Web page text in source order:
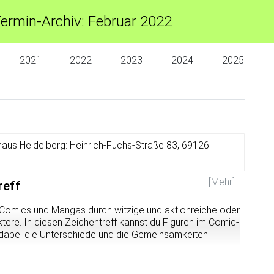
Archiv: Februar 2022
2021 2022 2023 2024 2025
Heidelberg: Heinrich-Fuchs-Straße 83, 69126
[Mehr]
und Mangas durch witzige und aktionreiche oder
In diesen Zeichentreff kannst du Figuren im Comic-
die Unterschiede und die Gemeinsamkeiten